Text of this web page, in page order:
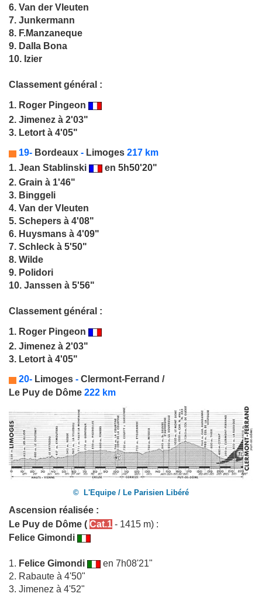
6. Van der Vleuten
7. Junkermann
8. F.Manzaneque
9. Dalla Bona
10. Izier
Classement général :
1. Roger Pingeon
2. Jimenez à 2'03"
3. Letort à 4'05"
19- Bordeaux - Limoges 217 km
1. Jean Stablinski
en 5h50'20"
2. Grain à 1'46"
3. Binggeli
4. Van der Vleuten
5. Schepers à 4'08"
6. Huysmans à 4'09"
7. Schleck à 5'50"
8. Wilde
9. Polidori
10. Janssen à 5'56"
Classement général :
1. Roger Pingeon
2. Jimenez à 2'03"
3. Letort à 4'05"
20- Limoges - Clermont-Ferrand /
Le Puy de Dôme 222 km
© L'Equipe / Le Parisien Libéré
Ascension réalisée :
Le Puy de Dôme ( Cat.1 - 1415 m) :
Felice Gimondi
1. Felice Gimondi
en 7h08'21"
2. Rabaute à 4'50"
3. Jimenez à 4'52"